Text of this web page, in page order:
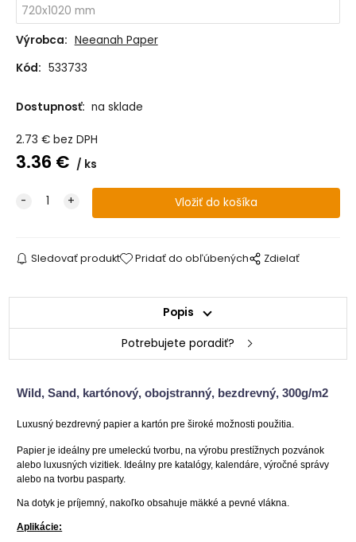
Výrobca: Neeanah Paper
Kód: 533733
Dostupnosť: na sklade
2.73 € bez DPH
3.36 € ks
Sledovať produkt Pridať do obľúbených Zdielať
Popis
Potrebujete poradiť?
Wild, Sand, kartónový, obojstranný, bezdrevný, 300g/m2
Luxusný bezdrevný papier a kartón pre široké možnosti použitia.
Papier je ideálny pre umeleckú tvorbu, na výrobu prestížnych pozvánok
alebo luxusných vizitiek. Ideálny pre katalógy, kalendáre, výročné správy
alebo na tvorbu pasparty.
Na dotyk je príjemný, nakoľko obsahuje mäkké a pevné vlákna.
Aplikácie: